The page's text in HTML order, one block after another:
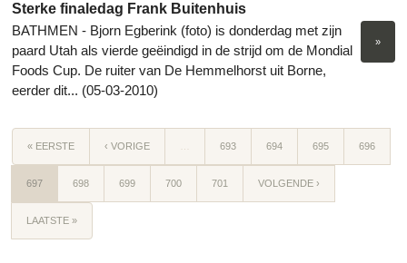
Sterke finaledag Frank Buitenhuis
»
BATHMEN - Bjorn Egberink (foto) is donderdag met zijn
paard Utah als vierde geëindigd in de strijd om de Mondial
Foods Cup. De ruiter van De Hemmelhorst uit Borne,
eerder dit... (05-03-2010)
« EERSTE ‹ VORIGE 693 694 695 696
697 698 699 700 701 VOLGENDE ›
LAATSTE »